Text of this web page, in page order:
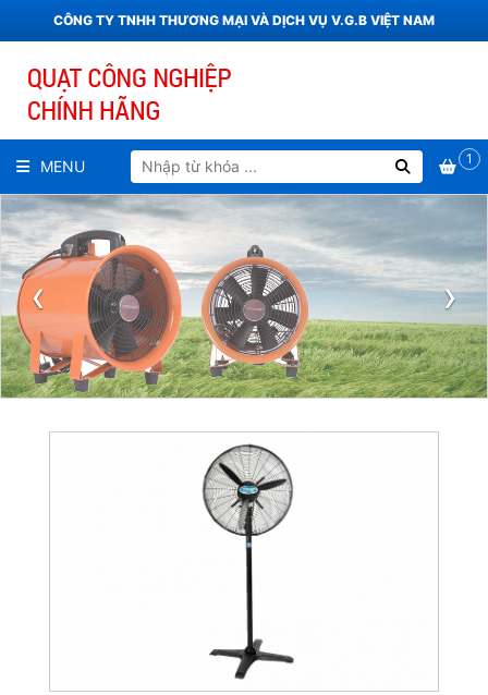
CÔNG TY TNHH THƯƠNG MẠI VÀ DỊCH VỤ V.G.B VIỆT NAM
MENU 1
‹ ›